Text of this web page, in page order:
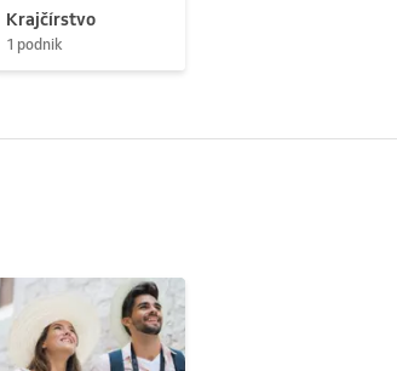
Krajčírstvo
1 podnik